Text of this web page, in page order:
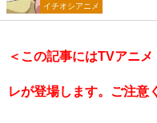
イチオシアニメ
＜この記事にはTVアニ
レが登場します。ご注意